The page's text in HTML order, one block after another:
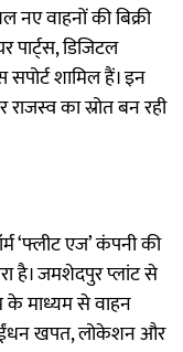
वाहनों की बिक्री
पार्ट्स, डिजिटल
शामिल हैं। इन
राजस्व का स्रोत बन रही
‘फ्लीट एज’ कंपनी की
है। जमशेदपुर प्लांट से
के माध्यम से वाहन
ईंधन खपत, लोकेशन और